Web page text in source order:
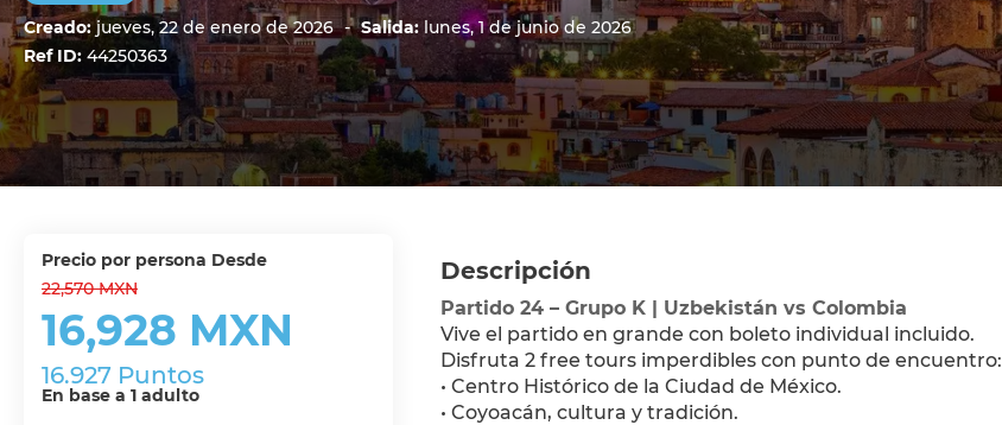
Creado:jueves, 22 de enero de 2026 - Salida: lunes, 1 de junio de 2026
Ref ID: 44250363
Descripción
Partido 24 – Grupo K | Uzbekistán vs Colombia
Vive el partido en grande con boleto individual incluido.
Disfruta 2 free tours imperdibles con punto de encuentro:
• Centro Histórico de la Ciudad de México.
• Coyoacán, cultura y tradición.
precio por persona Desde
22,570 MXN
16,928 MXN
16.927 Puntos
En base a 1 adulto